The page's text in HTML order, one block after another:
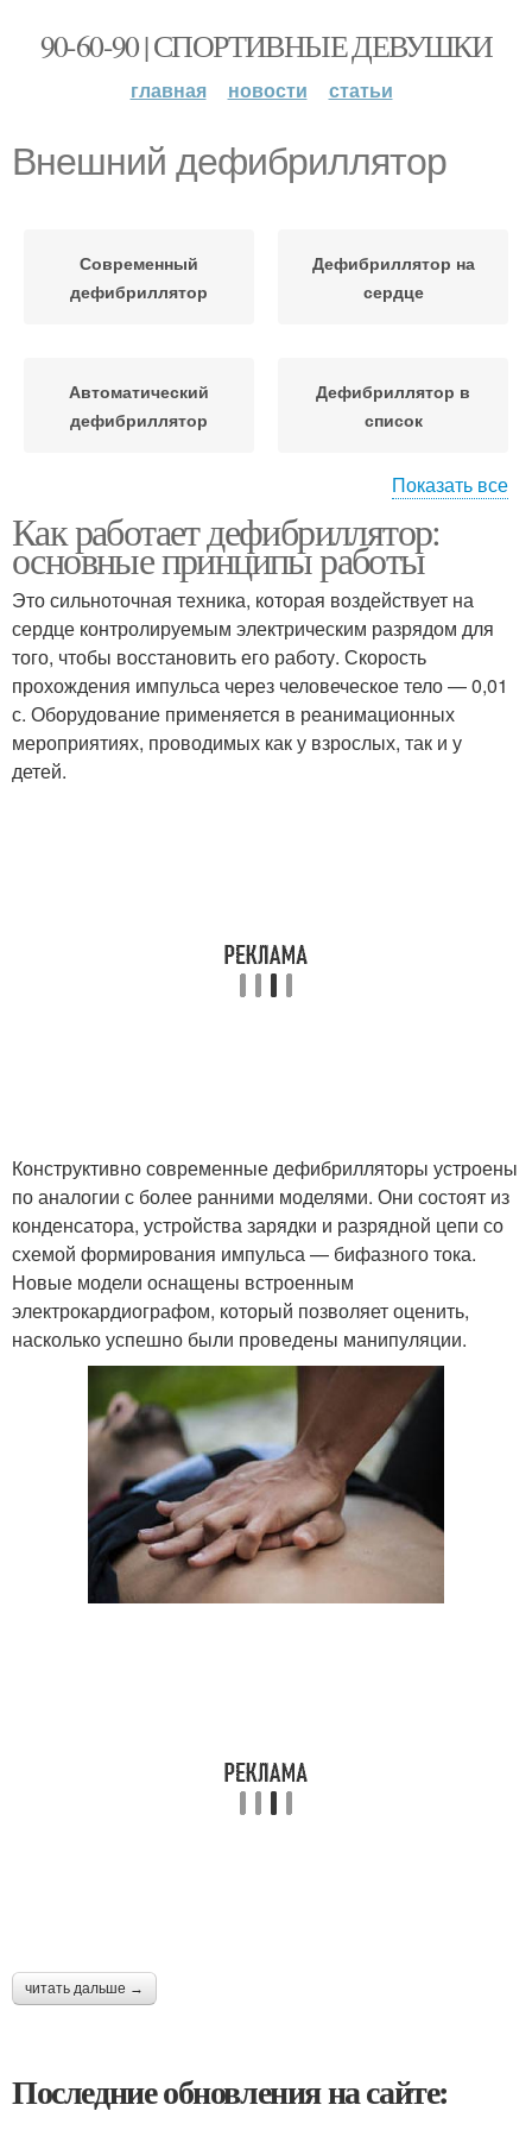
90-60-90 | СПОРТИВНЫЕ ДЕВУШКИ
главная новости статьи
Внешний дефибриллятор
Современный
дефибриллятор
Дефибриллятор на
сердце
Автоматический
дефибриллятор
Дефибриллятор в
список
Работы с
дефибриллятором
Показать все
Как работает дефибриллятор:
основные принципы работы
Это сильноточная техника, которая воздействует на
сердце контролируемым электрическим разрядом для
того, чтобы восстановить его работу. Скорость
прохождения импульса через человеческое тело — 0,01
с. Оборудование применяется в реанимационных
мероприятиях, проводимых как у взрослых, так и у
детей.
Конструктивно современные дефибрилляторы устроены
по аналогии с более ранними моделями. Они состоят из
конденсатора, устройства зарядки и разрядной цепи со
схемой формирования импульса — бифазного тока.
Новые модели оснащены встроенным
электрокардиографом, который позволяет оценить,
насколько успешно были проведены манипуляции.
читать дальше →
Последние обновления на сайте: